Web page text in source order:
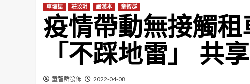
車壇誌 莊玟玥 嚴漢本 童智群
疫情帶動無接觸
「不踩地雷」 共
童智群發佈 2022-04-08